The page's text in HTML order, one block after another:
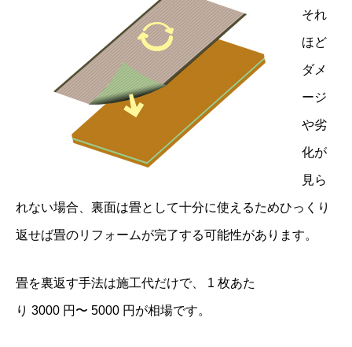
それ
ほど
ダメ
ージ
や劣
化が
見ら
れない場合、裏面は畳として十分に使えるためひっくり
返せば畳のリフォームが完了する可能性があります。
畳を裏返す手法は施工代だけで、 1 枚あた
り 3000 円〜 5000 円が相場です。